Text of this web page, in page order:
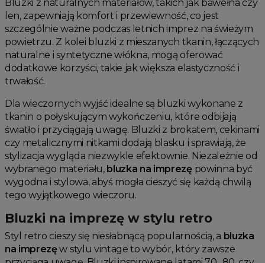
Bluzki z naturalnych materiałów, takich jak bawełna czy
len, zapewniają komfort i przewiewność, co jest
szczególnie ważne podczas letnich imprez na świeżym
powietrzu. Z kolei bluzki z mieszanych tkanin, łączących
naturalne i syntetyczne włókna, mogą oferować
dodatkowe korzyści, takie jak większa elastyczność i
trwałość.
Dla wieczornych wyjść idealne są bluzki wykonane z
tkanin o połyskującym wykończeniu, które odbijają
światło i przyciągają uwagę. Bluzki z brokatem, cekinami
czy metalicznymi nitkami dodają blasku i sprawiają, że
stylizacja wygląda niezwykle efektownie. Niezależnie od
wybranego materiału, bluzka na imprezępowinna być
wygodna i stylowa, abyś mogła cieszyć się każdą chwilą
tego wyjątkowego wieczoru.
Bluzki na imprezę w stylu retro
Styl retro cieszy się niesłabnącą popularnością, a bluzka
na imprezęw stylu vintage to wybór, który zawsze